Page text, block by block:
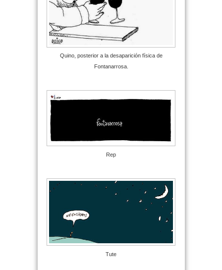
Quino, posterior a la desaparición física de
Fontanarrosa.
Rep
Tute